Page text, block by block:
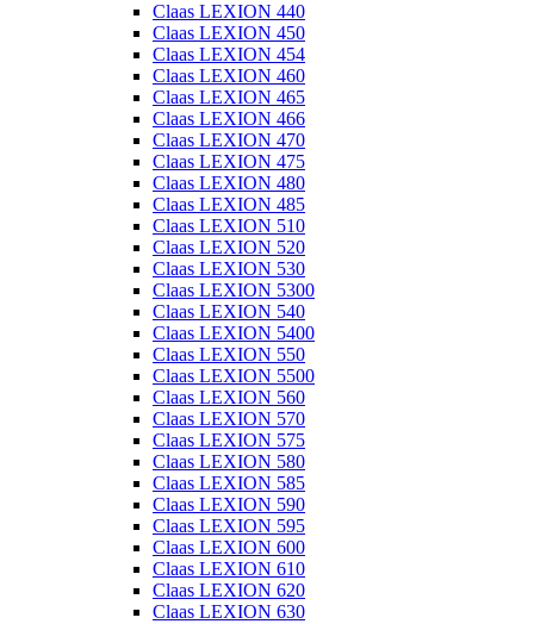
Claas LEXION 440
Claas LEXION 450
Claas LEXION 454
Claas LEXION 460
Claas LEXION 465
Claas LEXION 466
Claas LEXION 470
Claas LEXION 475
Claas LEXION 480
Claas LEXION 485
Claas LEXION 510
Claas LEXION 520
Claas LEXION 530
Claas LEXION 5300
Claas LEXION 540
Claas LEXION 5400
Claas LEXION 550
Claas LEXION 5500
Claas LEXION 560
Claas LEXION 570
Claas LEXION 575
Claas LEXION 580
Claas LEXION 585
Claas LEXION 590
Claas LEXION 595
Claas LEXION 600
Claas LEXION 610
Claas LEXION 620
Claas LEXION 630